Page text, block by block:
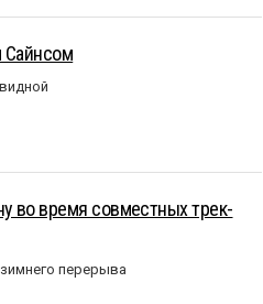
Сайнсом
во время совместных трек-
перерыва